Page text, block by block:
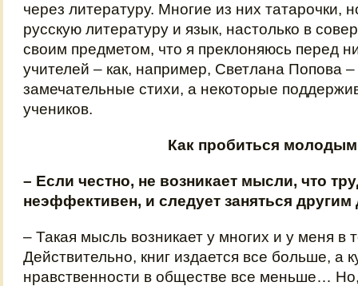
через литературу. Многие из них татарочки,
русскую литературу и язык, настолько в
своим предметом, что я преклоняюсь перед
учителей – как, например, Светлана Попова
замечательные стихи, а некоторые
учеников.
Как пробиться
– Если честно, не возникает мысли, что
неэффективен, и следует заняться
– Такая мысль возникает у многих и у меня в
Действительно, книг издается все больше, а
нравственности в обществе все меньше…